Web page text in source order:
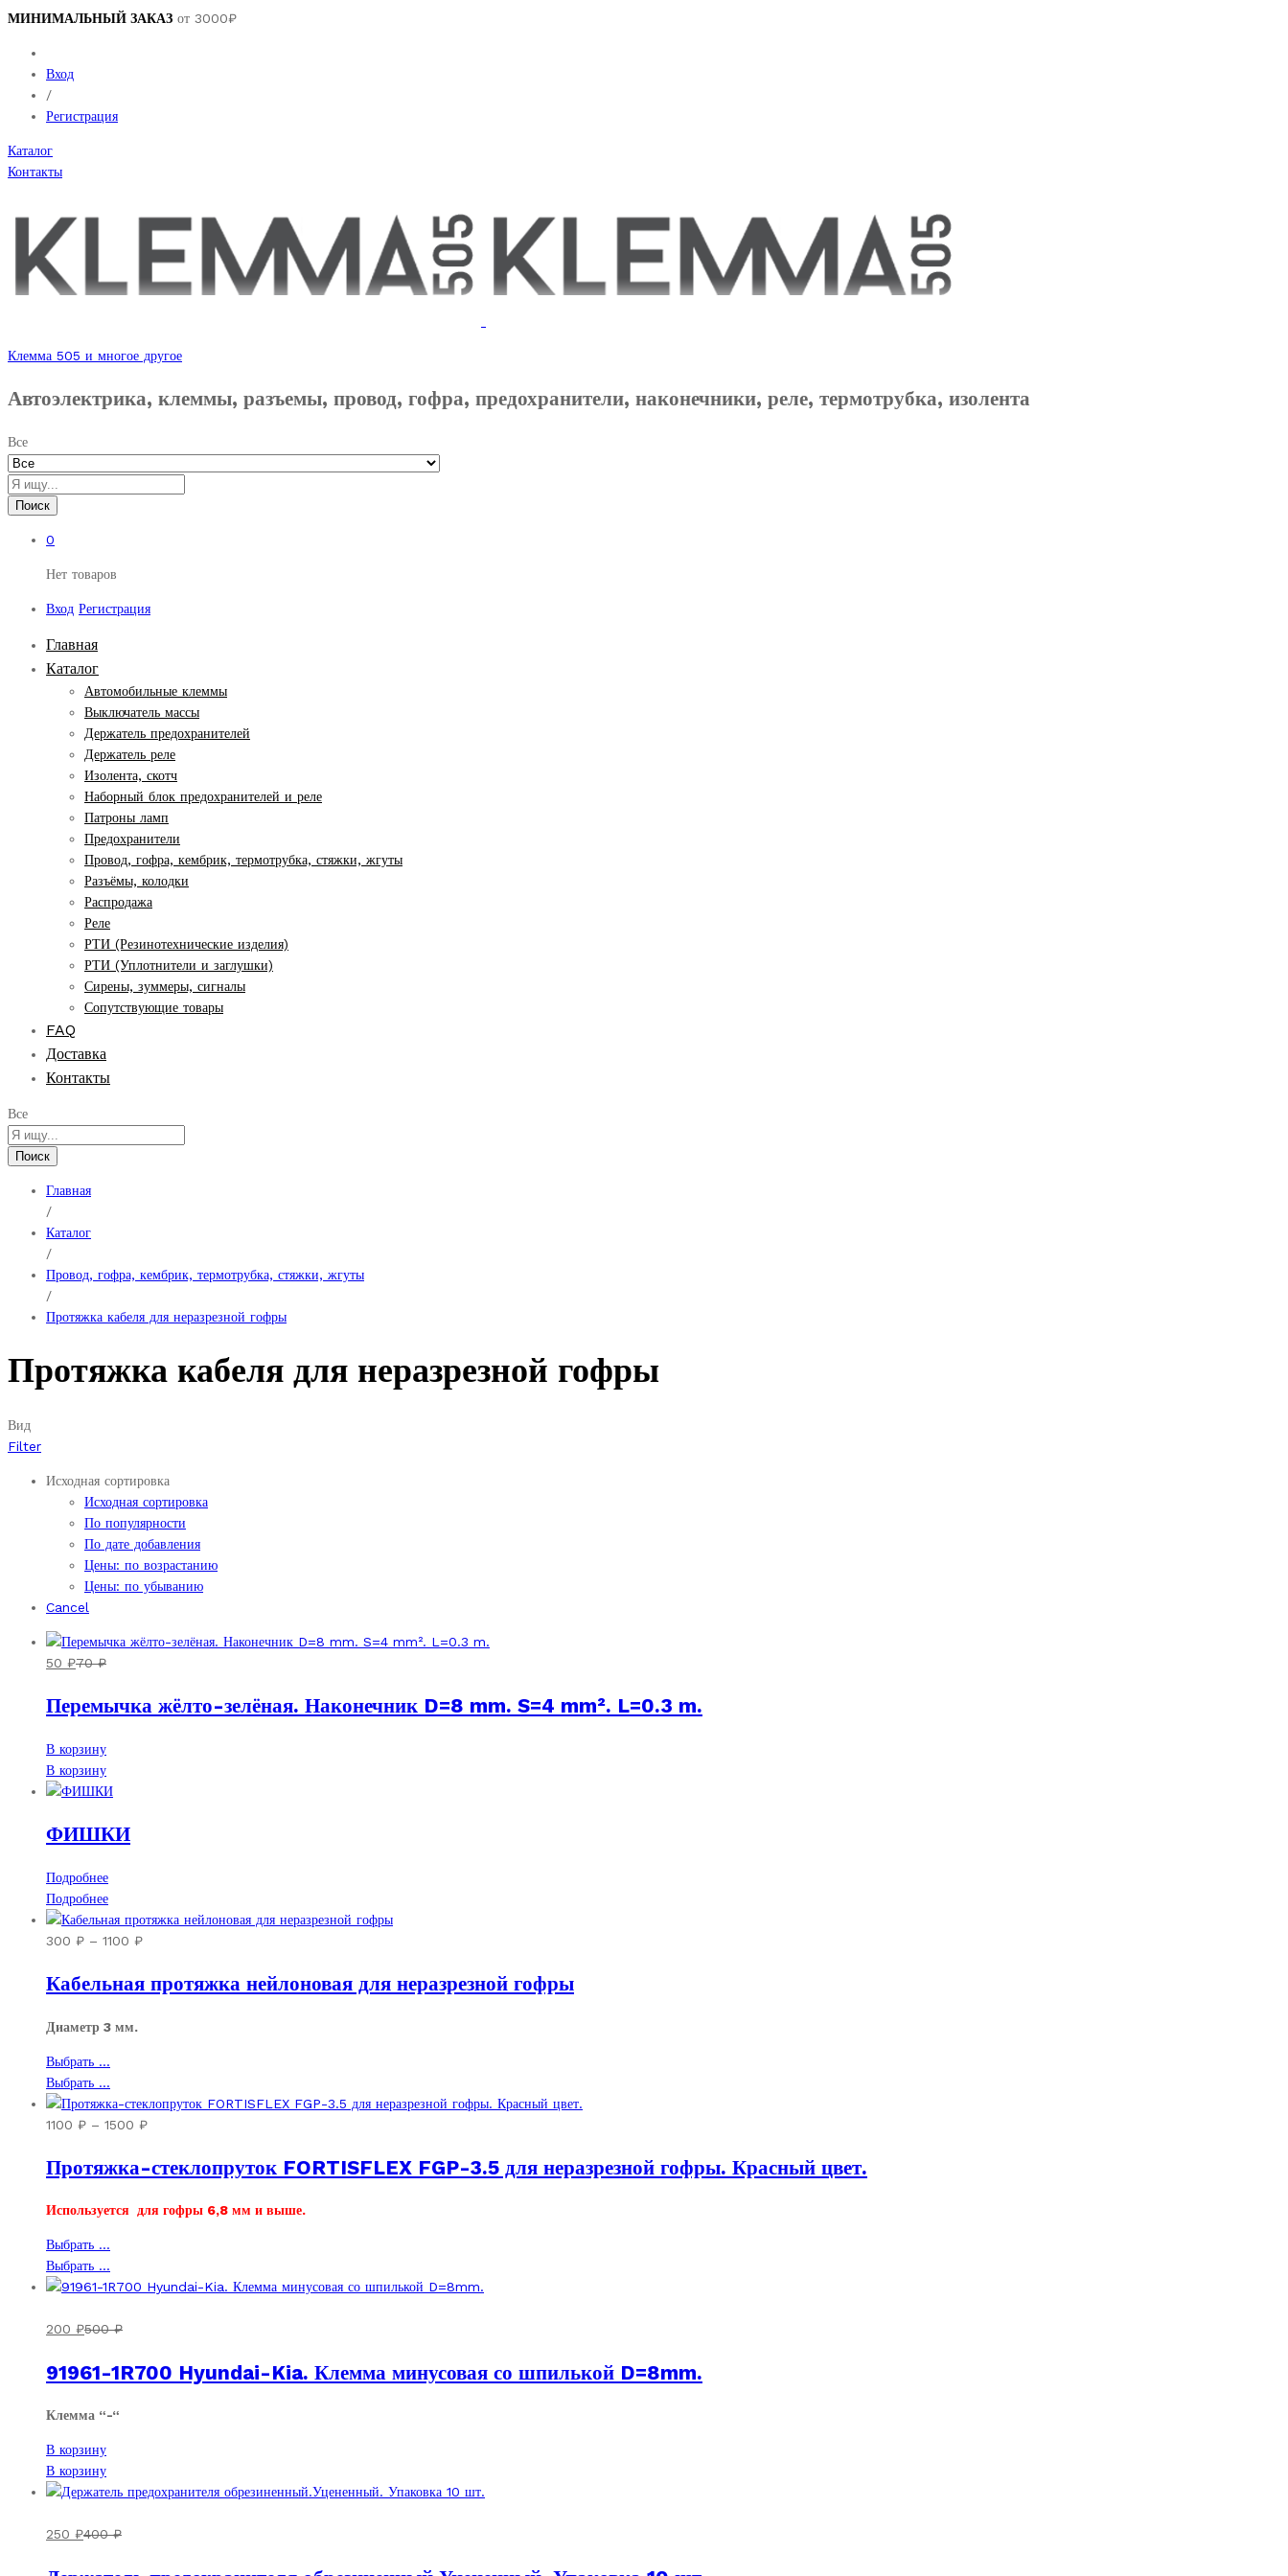
МИНИМАЛЬНЫЙ ЗАКАЗ от 3000₽
Вход
/
Регистрация
Каталог
Контакты
Клемма 505 и многое другое
Автоэлектрика, клеммы, разъемы, провод, гофра, предохранители, наконечники, реле, термотрубка, изолента
Все
Поиск
0
Нет товаров
Вход Регистрация
Главная
Каталог
Автомобильные клеммы
Выключатель массы
Держатель предохранителей
Держатель реле
Изолента, скотч
Наборный блок предохранителей и реле
Патроны ламп
Предохранители
Провод, гофра, кембрик, термотрубка, стяжки, жгуты
Разъёмы, колодки
Распродажа
Реле
РТИ (Резинотехнические изделия)
РТИ (Уплотнители и заглушки)
Сирены, зуммеры, сигналы
Сопутствующие товары
FAQ
Доставка
Контакты
Все
Поиск
Главная
/
Каталог
/
Провод, гофра, кембрик, термотрубка, стяжки, жгуты
/
Протяжка кабеля для неразрезной гофры
Протяжка кабеля для неразрезной гофры
Вид
Filter
Исходная сортировка
Исходная сортировка
По популярности
По дате добавления
Цены: по возрастанию
Цены: по убыванию
Cancel
50 ₽70₽
Перемычка жёлто-зелёная. Наконечник D=8 mm. S=4 mm². L=0.3 m.
В корзину
В корзину
ФИШКИ
Подробнее
Подробнее
300 ₽ – 1100 ₽Диапазон
300 ₽
Кабельная протяжка нейлоновая для неразрезной гофры
Диаметр 3 мм.
Выбрать ...
имеет
несколько
Опции
выбрать
странице
товара.
Выбрать ...
товар
имеет
вариаций.
можно
на
странице
товара.
1100 ₽ – 1500 ₽Диапазон
1100 ₽
1500 ₽
Протяжка-стеклопруток FORTISFLEX FGP-3.5 для неразрезной гофры. Красный цвет.
Используется для гофры 6,8 мм и выше.
Выбрать ...
имеет
вариаций.
можно
на
Выбрать ...
товар
несколько
Опции
выбрать
200 ₽500₽
91961-1R700 Hyundai-Kia. Клемма минусовая со шпилькой D=8mm.
Клемма “-“
В корзину
В корзину
250 ₽400₽